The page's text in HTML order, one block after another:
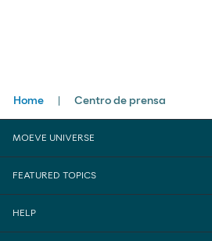
Breadcrumbs
Home Centro de prensa
MOEVE UNIVERSE
FEATURED TOPICS
HELP